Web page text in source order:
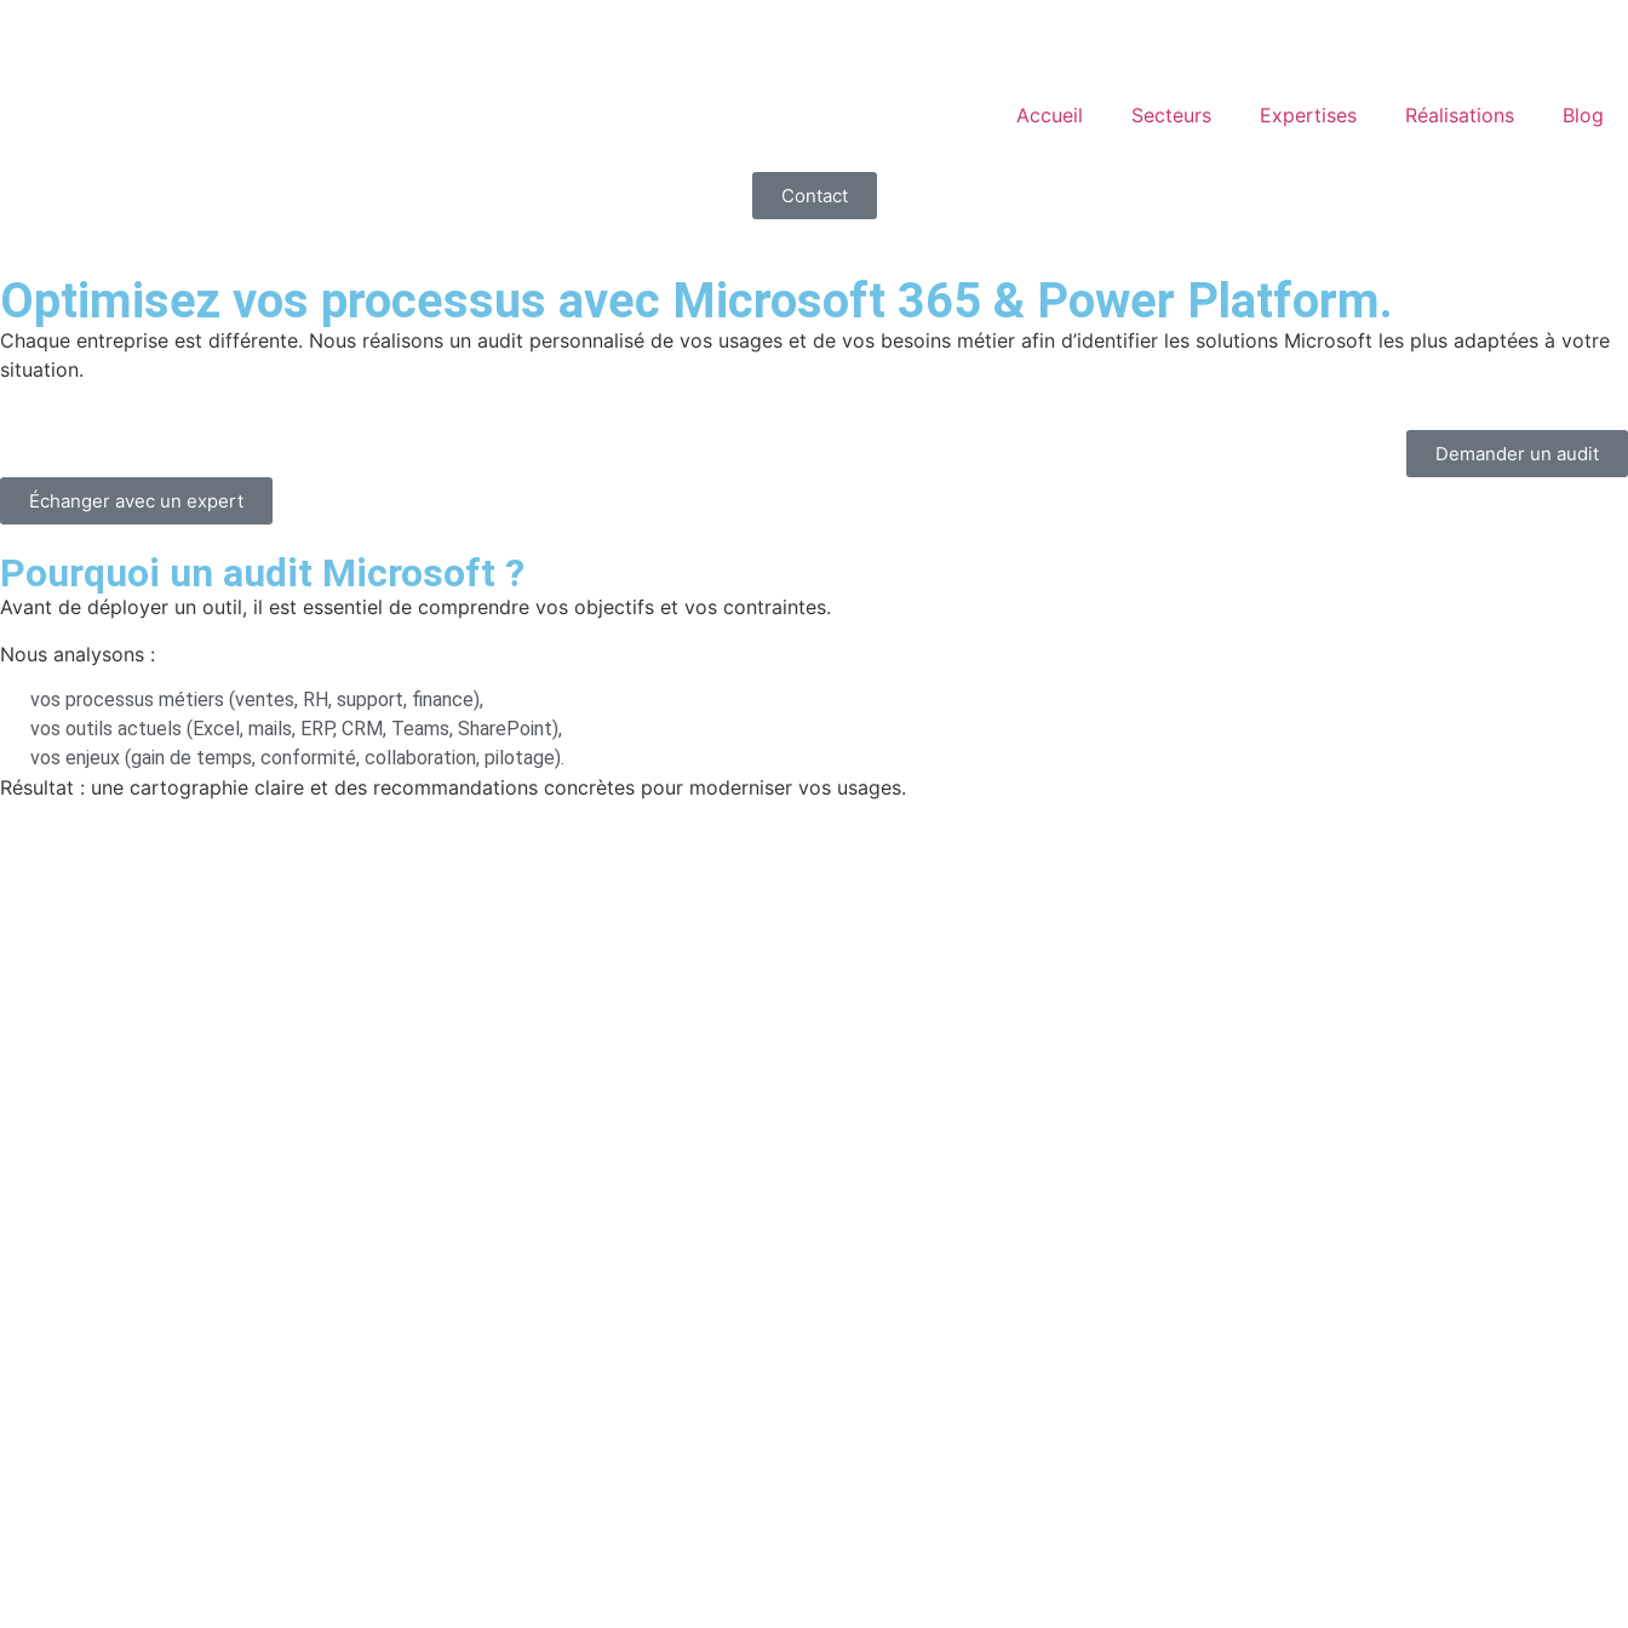
Accueil Secteurs Expertises Réalisations Blog
Contact
Optimisez vos processus avec Microsoft 365 & Power Platform.
Chaque entreprise est différente. Nous réalisons un audit personnalisé de vos usages et de vos besoins métier afin d’identifier les solutions Microsoft les plus adaptées à votre
situation.
Demander un audit
Échanger avec un expert
Pourquoi un audit Microsoft ?
Avant de déployer un outil, il est essentiel de comprendre vos objectifs et vos contraintes.
Nous analysons :
vos processus métiers (ventes, RH, support, finance),
vos outils actuels (Excel, mails, ERP, CRM, Teams, SharePoint),
vos enjeux (gain de temps, conformité, collaboration, pilotage).
Résultat : une cartographie claire et des recommandations concrètes pour moderniser vos usages.